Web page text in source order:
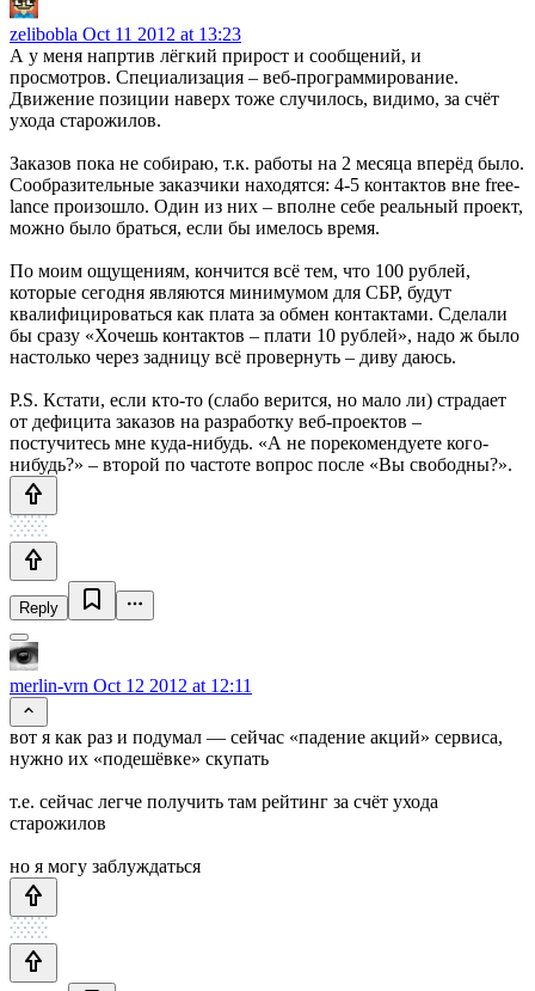
zelibobla Oct 11 2012 at 13:23
А у меня напртив лёгкий прирост и сообщений, и
просмотров. Специализация – веб-программирование.
Движение позиции наверх тоже случилось, видимо, за счёт
ухода старожилов.
Заказов пока не собираю, т.к. работы на 2 месяца вперёд было.
Сообразительные заказчики находятся: 4-5 контактов вне free-
lance произошло. Один из них – вполне себе реальный проект,
можно было браться, если бы имелось время.
По моим ощущениям, кончится всё тем, что 100 рублей,
которые сегодня являются минимумом для СБР, будут
квалифицироваться как плата за обмен контактами. Сделали
бы сразу «Хочешь контактов – плати 10 рублей», надо ж было
настолько через задницу всё провернуть – диву даюсь.
P.S. Кстати, если кто-то (слабо верится, но мало ли) страдает
от дефицита заказов на разработку веб-проектов –
постучитесь мне куда-нибудь. «А не порекомендуете кого-
нибудь?» – второй по частоте вопрос после «Вы свободны?».
Reply
merlin-vrn Oct 12 2012 at 12:11
вот я как раз и подумал — сейчас «падение акций» сервиса,
нужно их «подешёвке» скупать
т.е. сейчас легче получить там рейтинг за счёт ухода
старожилов
но я могу заблуждаться